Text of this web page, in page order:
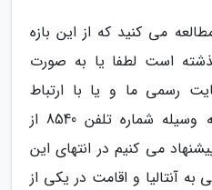
می کنید که از این بازه
است لطفا یا به صورت
رسمی ما و یا با ارتباط
مستقیم با کارشناسان ما به وسیله شماره تلفن 8540 از
می کنیم در انتهای این
آنتالیا و اقامت در یکی از